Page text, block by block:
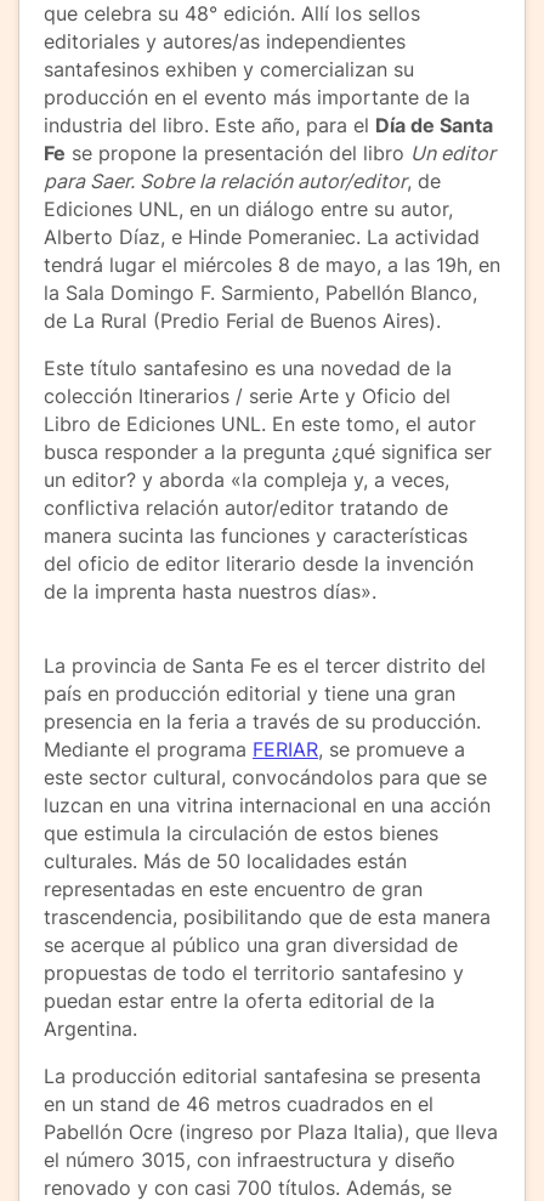
que celebra su 48° edición. Allí los sellos
editoriales y autores/as independientes
santafesinos exhiben y comercializan su
producción en el evento más importante de la
industria del libro. Este año, para el Día de Santa
Fe se propone la presentación del libro Un editor
para Saer. Sobre la relación autor/editor, de
Ediciones UNL, en un diálogo entre su autor,
Alberto Díaz, e Hinde Pomeraniec. La actividad
tendrá lugar el miércoles 8 de mayo, a las 19h, en
la Sala Domingo F. Sarmiento, Pabellón Blanco,
de La Rural (Predio Ferial de Buenos Aires).
Este título santafesino es una novedad de la
colección Itinerarios / serie Arte y Oficio del
Libro de Ediciones UNL. En este tomo, el autor
busca responder a la pregunta ¿qué significa ser
un editor? y aborda «la compleja y, a veces,
conflictiva relación autor/editor tratando de
manera sucinta las funciones y características
del oficio de editor literario desde la invención
de la imprenta hasta nuestros días».
La provincia de Santa Fe es el tercer distrito del
país en producción editorial y tiene una gran
presencia en la feria a través de su producción.
Mediante el programa FERIAR, se promueve a
este sector cultural, convocándolos para que se
luzcan en una vitrina internacional en una acción
que estimula la circulación de estos bienes
culturales. Más de 50 localidades están
representadas en este encuentro de gran
trascendencia, posibilitando que de esta manera
se acerque al público una gran diversidad de
propuestas de todo el territorio santafesino y
puedan estar entre la oferta editorial de la
Argentina.
La producción editorial santafesina se presenta
en un stand de 46 metros cuadrados en el
Pabellón Ocre (ingreso por Plaza Italia), que lleva
el número 3015, con infraestructura y diseño
renovado y con casi 700 títulos. Además, se